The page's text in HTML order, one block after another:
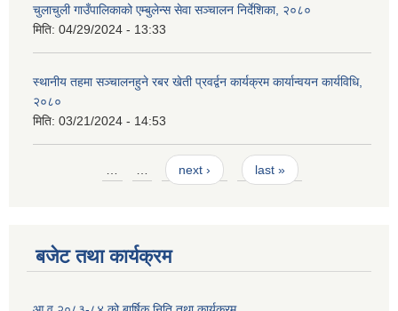
चुलाचुली गाउँपालिकाको एम्बुलेन्स सेवा सञ्चालन निर्देशिका, २०८०
मिति: 04/29/2024 - 13:33
स्थानीय तहमा सञ्चालनहुने रबर खेती प्रवर्द्वन कार्यक्रम कार्यान्वयन कार्यविधि,
२०८०
मिति: 03/21/2024 - 14:53
next › last »
बजेट तथा कार्यक्रम